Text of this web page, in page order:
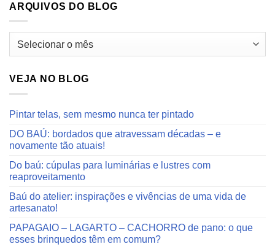
ARQUIVOS DO BLOG
VEJA NO BLOG
Pintar telas, sem mesmo nunca ter pintado
DO BAÚ: bordados que atravessam décadas – e
novamente tão atuais!
Do baú: cúpulas para luminárias e lustres com
reaproveitamento
Baú do atelier: inspirações e vivências de uma vida de
artesanato!
PAPAGAIO – LAGARTO – CACHORRO de pano: o que
esses brinquedos têm em comum?